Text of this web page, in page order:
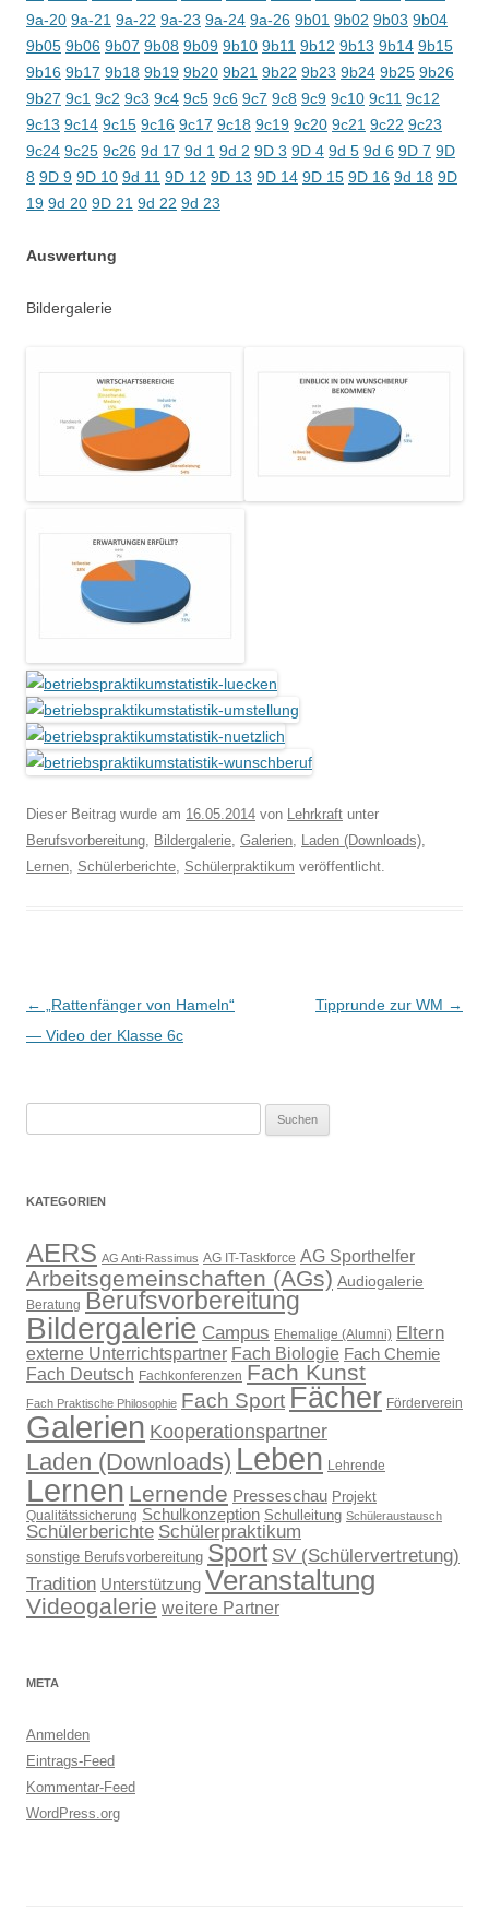
9a-20 9a-21 9a-22 9a-23 9a-24 9a-26 9b01 9b02 9b03 9b04
9b05 9b06 9b07 9b08 9b09 9b10 9b11 9b12 9b13 9b14 9b15
9b16 9b17 9b18 9b19 9b20 9b21 9b22 9b23 9b24 9b25 9b26
9b27 9c1 9c2 9c3 9c4 9c5 9c6 9c7 9c8 9c9 9c10 9c11 9c12
9c13 9c14 9c15 9c16 9c17 9c18 9c19 9c20 9c21 9c22 9c23
9c24 9c25 9c26 9d 17 9d 1 9d 2 9D 3 9D 4 9d 5 9d 6 9D 7 9D
8 9D 9 9D 10 9d 11 9D 12 9D 13 9D 14 9D 15 9D 16 9d 18 9D
19 9d 20 9D 21 9d 22 9d 23
Auswertung
Bildergalerie
Dieser Beitrag wurde am 16.05.2014 von Lehrkraft unter
Berufsvorbereitung, Bildergalerie, Galerien, Laden (Downloads),
Lernen, Schülerberichte, Schülerpraktikum veröffentlicht.
Beitragsnavigation
←
„Rattenfänger von Hameln“
— Video der Klasse 6c
Tipprunde zur WM →
KATEGORIEN
AERS AG Anti-Rassimus AG IT-Taskforce AG Sporthelfer
Arbeitsgemeinschaften (AGs) Audiogalerie
Beratung Berufsvorbereitung
Bildergalerie Campus Ehemalige (Alumni) Eltern
externe Unterrichtspartner Fach Biologie Fach Chemie
Fach Deutsch Fachkonferenzen Fach Kunst
Fach Praktische Philosophie Fach Sport Fächer Förderverein
Galerien Kooperationspartner
Laden (Downloads) Leben Lehrende
Lernen Lernende Presseschau Projekt
Qualitätssicherung Schulkonzeption Schulleitung Schüleraustausch
Schülerberichte Schülerpraktikum
sonstige Berufsvorbereitung Sport SV (Schülervertretung)
Tradition Unterstützung Veranstaltung
Videogalerie weitere Partner
META
Anmelden
Eintrags-Feed
Kommentar-Feed
WordPress.org